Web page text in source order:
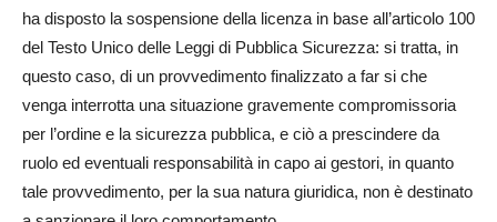
ha disposto la sospensione della licenza in base all’articolo 100
del Testo Unico delle Leggi di Pubblica Sicurezza: si tratta, in
questo caso, di un provvedimento finalizzato a far si che
venga interrotta una situazione gravemente compromissoria
per l’ordine e la sicurezza pubblica, e ciò a prescindere da
ruolo ed eventuali responsabilità in capo ai gestori, in quanto
tale provvedimento, per la sua natura giuridica, non è destinato